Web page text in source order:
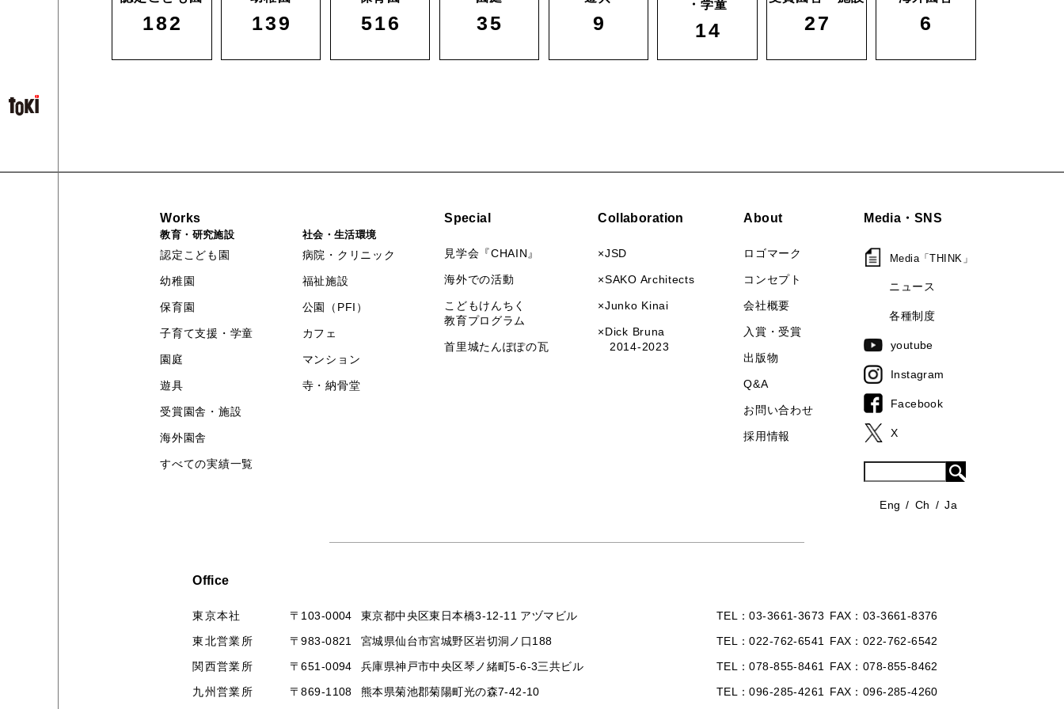
182 139 516 35 9
・学童
14 27 6
Works
教育・研究施設
認定こども園
幼稚園
保育園
子育て支援・学童
園庭
遊具
受賞園舎・施設
海外園舎
すべての実績一覧
社会・生活環境
病院・クリニック
福祉施設
公園（PFI）
カフェ
マンション
寺・納骨堂
Special
見学会『CHAIN』
海外での活動
こどもけんちく
教育プログラム
首里城たんぽぽの瓦
Collaboration
×JSD
×SAKO Architects
×Junko Kinai
×Dick Bruna
2014-2023
About
ロゴマーク
コンセプト
会社概要
入賞・受賞
出版物
Q&A
お問い合わせ
採用情報
Media・SNS
Media「THINK」
ニュース
各種制度
youtube
Instagram
Facebook
X
Eng Ch Ja
Office
東京本社 〒103-0004 東京都中央区東日本橋3-12-11 アヅマビル TEL 03-3661-3673 FAX 03-3661-8376
東北営業所 〒983-0821 宮城県仙台市宮城野区岩切洞ノ口188 TEL 022-762-6541 FAX 022-762-6542
関西営業所 〒651-0094 兵庫県神戸市中央区琴ノ緒町5-6-3三共ビル TEL 078-855-8461 FAX 078-855-8462
九州営業所 〒869-1108 熊本県菊池郡菊陽町光の森7-42-10 TEL 096-285-4261 FAX 096-285-4260